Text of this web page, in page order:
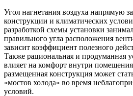
Угол нагнетания воздуха напрямую
конструкции и климатических
разработкой схемы установки
правильного угла расположения
зависит коэффициент полезного
Также рациональная и продуманная
влияет на комфорт внутри
размещенная конструкция может
«мостов холода» во время
условий.